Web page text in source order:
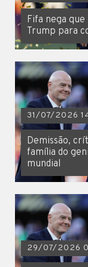
Fifa nega
Trump para
31/07/2026
Demissão,
família do
mundial
29/07/2026